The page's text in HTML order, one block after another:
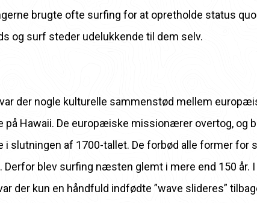
brugte ofte surfing for at opretholde status
og surf steder udelukkende til dem selv.
der nogle kulturelle sammenstød mellem
på Hawaii. De europæiske missionærer overtog, og
i slutningen af ​​1700-tallet. De forbød alle former for
Derfor blev surfing næsten glemt i mere end 150 år.
der kun en håndfuld indfødte ”wave slideres”